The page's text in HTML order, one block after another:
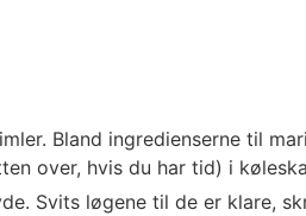
Bland ingredienserne til
over, hvis du har tid) i
Svits løgene til de er klare,